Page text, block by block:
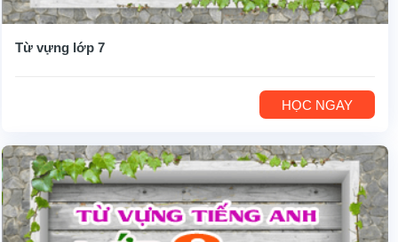
Từ vựng lớp 7
HỌC NGAY